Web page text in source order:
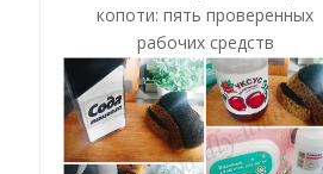
копоти: пять проверенных
рабочих средств